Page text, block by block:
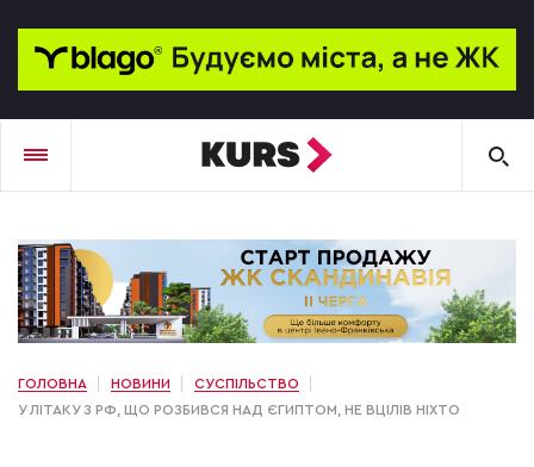
ГОЛОВНА НОВИНИ
СУСПІЛЬСТВО
У ЛІТАКУ З РФ, ЩО РОЗБИВСЯ НАД ЄГИПТОМ, НЕ ВЦІЛІВ НІХТО